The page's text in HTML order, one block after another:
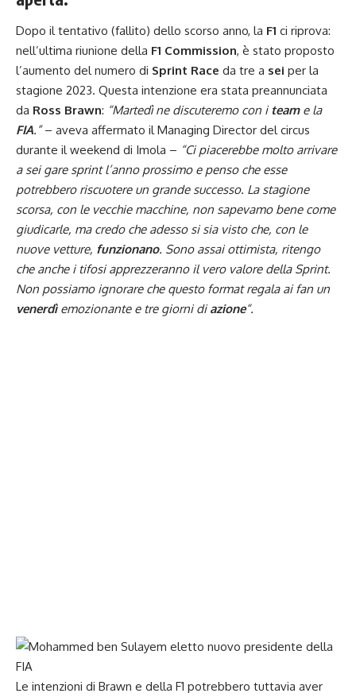
Dopo il tentativo (fallito) dello scorso anno, la F1 ci riprova:
nell’ultima riunione della F1 Commission, è stato proposto
l’aumento del numero di Sprint Race da tre a sei per la
stagione 2023. Questa intenzione era stata preannunciata
da Ross Brawn: “Martedì ne discuteremo con i teame la
FIA.”– aveva affermato il Managing Director del circus
durante il weekend di Imola – “Ci piacerebbe molto arrivare
a sei gare sprint l’anno prossimo e penso che esse
potrebbero riscuotere un grande successo. La stagione
scorsa, con le vecchie macchine, non sapevamo bene come
giudicarle, ma credo che adesso si sia visto che, con le
nuove vetture, funzionano. Sono assai ottimista, ritengo
che anche i tifosi apprezzeranno il vero valore della Sprint.
Non possiamo ignorare che questo format regala ai fan un
venerdì emozionante e tre giorni di azione“.
Le intenzioni di Brawn e della F1 potrebbero tuttavia aver